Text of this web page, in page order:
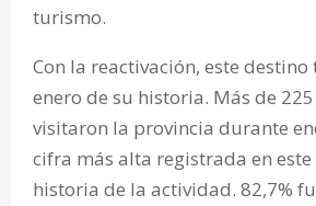
turismo.
Con la reactivación, este
enero de su historia. Más de
visitaron la provincia durante
cifra más alta registrada en este
historia de la actividad. 82,7%